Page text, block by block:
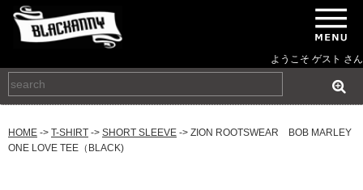
ようこそ ゲスト さん
HOME -> T-SHIRT -> SHORT SLEEVE -> ZION ROOTSWEAR BOB MARLEY
ONE LOVE TEE（BLACK)